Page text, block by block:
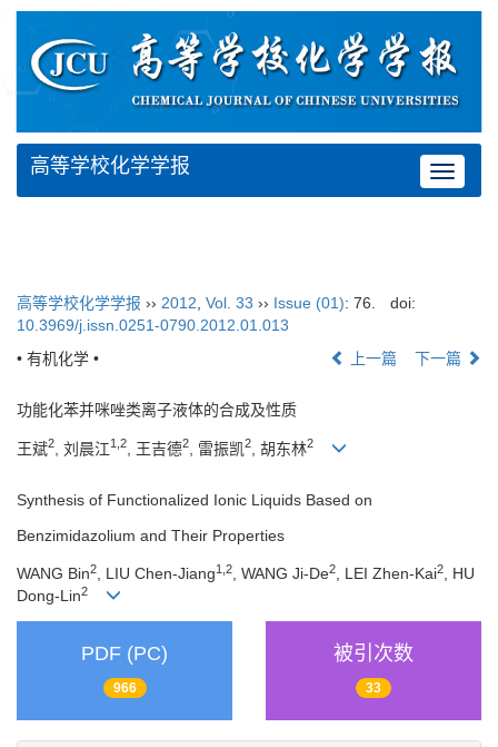
Toggle
高等学校化学学报
高等学校化学学报 ›› 2012, Vol. 33 ›› Issue (01): 76.
doi:
10.3969/j.issn.0251-0790.2012.01.013
• 有机化学 •
上一篇 下一篇
功能化苯并咪唑类离子液体的合成及性质
王斌2 , 刘晨江1,2 , 王吉德2 , 雷振凯 2 , 胡东林2
Synthesis of Functionalized Ionic Liquids Based on
Benzimidazolium and Their Properties
WANG Bin2 , LIU Chen-Jiang1,2 , WANG Ji-De2 , LEI Zhen-Kai2
, HU
Dong-Lin2
PDF (PC)
966
被引次数
33